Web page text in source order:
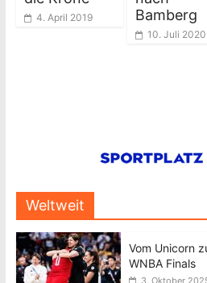
4. April 2019
Bamberg
10. Juli 2020
Weltweit
Vom Unicorn
WNBA Finals